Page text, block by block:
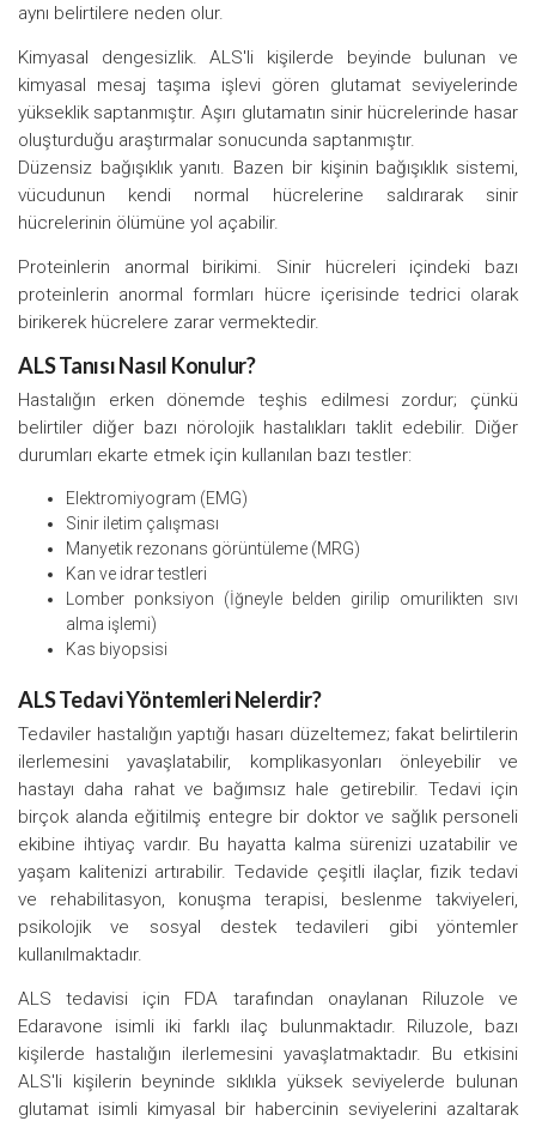
aynı belirtilere neden olur.
Kimyasal dengesizlik. ALS'li kişilerde beyinde bulunan ve
kimyasal mesaj taşıma işlevi gören glutamat seviyelerinde
yükseklik saptanmıştır. Aşırı glutamatın sinir hücrelerinde hasar
oluşturduğu araştırmalar sonucunda saptanmıştır.
Düzensiz bağışıklık yanıtı. Bazen bir kişinin bağışıklık sistemi,
vücudunun kendi normal hücrelerine saldırarak sinir
hücrelerinin ölümüne yol açabilir.
Proteinlerin anormal birikimi. Sinir hücreleri içindeki bazı
proteinlerin anormal formları hücre içerisinde tedrici olarak
birikerek hücrelere zarar vermektedir.
ALS Tanısı Nasıl Konulur?
Hastalığın erken dönemde teşhis edilmesi zordur; çünkü
belirtiler diğer bazı nörolojik hastalıkları taklit edebilir. Diğer
durumları ekarte etmek için kullanılan bazı testler:
Elektromiyogram (EMG)
Sinir iletim çalışması
Manyetik rezonans görüntüleme (MRG)
Kan ve idrar testleri
Lomber ponksiyon (İğneyle belden girilip omurilikten sıvı
alma işlemi)
Kas biyopsisi
ALS Tedavi Yöntemleri Nelerdir?
Tedaviler hastalığın yaptığı hasarı düzeltemez; fakat belirtilerin
ilerlemesini yavaşlatabilir, komplikasyonları önleyebilir ve
hastayı daha rahat ve bağımsız hale getirebilir. Tedavi için
birçok alanda eğitilmiş entegre bir doktor ve sağlık personeli
ekibine ihtiyaç vardır. Bu hayatta kalma sürenizi uzatabilir ve
yaşam kalitenizi artırabilir. Tedavide çeşitli ilaçlar, fizik tedavi
ve rehabilitasyon, konuşma terapisi, beslenme takviyeleri,
psikolojik ve sosyal destek tedavileri gibi yöntemler
kullanılmaktadır.
ALS tedavisi için FDA tarafından onaylanan Riluzole ve
Edaravone isimli iki farklı ilaç bulunmaktadır. Riluzole, bazı
kişilerde hastalığın ilerlemesini yavaşlatmaktadır. Bu etkisini
ALS'li kişilerin beyninde sıklıkla yüksek seviyelerde bulunan
glutamat isimli kimyasal bir habercinin seviyelerini azaltarak